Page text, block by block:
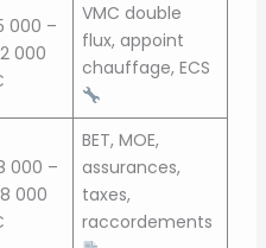
000 –
000
VMC double
flux, appoint
chauffage, ECS
000 –
000
BET, MOE,
assurances,
taxes,
raccordements